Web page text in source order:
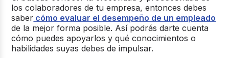
los colaboradores de tu empresa, entonces debes
saber cómo evaluar el desempeño de un empleado
de la mejor forma posible. Así podrás darte cuenta
cómo puedes apoyarlos y qué conocimientos o
habilidades suyas debes de impulsar.